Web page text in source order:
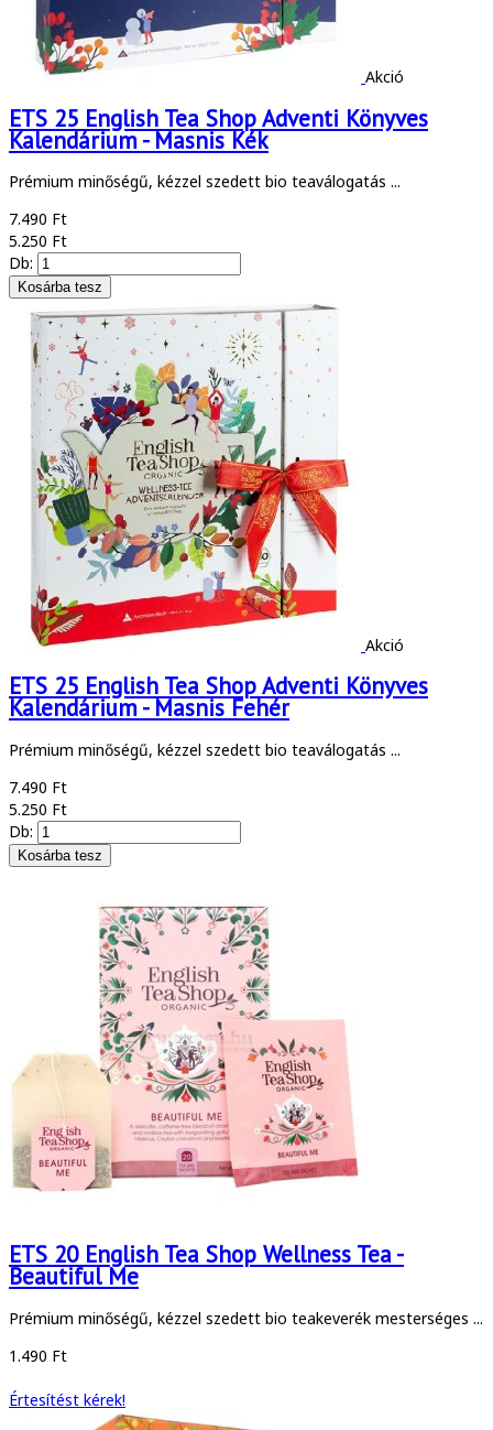
Akció
ETS 25 English Tea Shop Adventi Könyves
Kalendárium - Masnis Kék
Prémium minőségű, kézzel szedett bio teaválogatás ...
7.490 Ft
5.250 Ft
Db:
Akció
ETS 25 English Tea Shop Adventi Könyves
Kalendárium - Masnis Fehér
Prémium minőségű, kézzel szedett bio teaválogatás ...
7.490 Ft
5.250 Ft
Db:
ETS 20 English Tea Shop Wellness Tea -
Beautiful Me
Prémium minőségű, kézzel szedett bio teakeverék mesterséges ...
1.490 Ft
Értesítést kérek!